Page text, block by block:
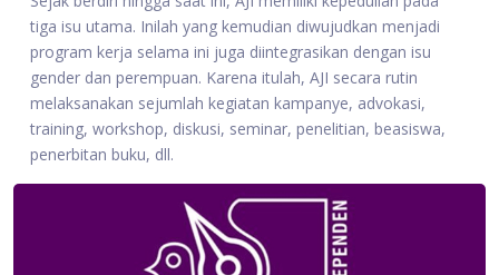
tiga isu utama. Inilah yang kemudian diwujudkan menjadi
program kerja selama ini juga diintegrasikan dengan isu
gender dan perempuan. Karena itulah, AJI secara rutin
melaksanakan sejumlah kegiatan kampanye, advokasi,
training, workshop, diskusi, seminar, penelitian, beasiswa,
penerbitan buku, dll.